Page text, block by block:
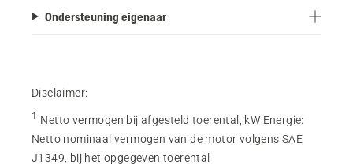
Ondersteuning eigenaar
Disclaimer:
1 Netto vermogen bij afgesteld toerental, kW Energie:
Netto nominaal vermogen van de motor volgens SAE
J1349, bij het opgegeven toerental